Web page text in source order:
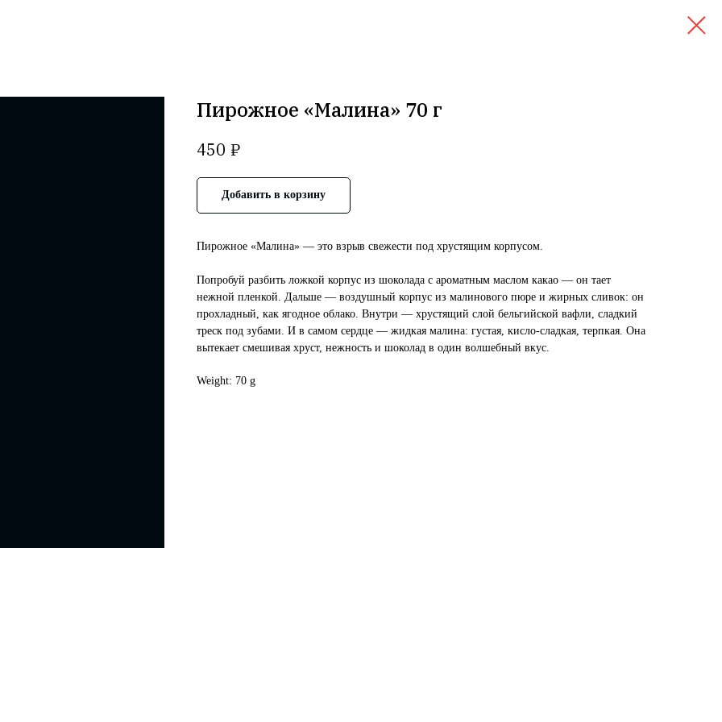
Пирожное «Малина» 70 г
450 ₽
Добавить в корзину
Пирожное «Малина» — это взрыв свежести под хрустящим корпусом.
Попробуй разбить ложкой корпус из шоколада с ароматным маслом какао — он тает
нежной пленкой. Дальше — воздушный корпус из малинового пюре и жирных сливок: он
прохладный, как ягодное облако. Внутри — хрустящий слой бельгийской вафли, сладкий
треск под зубами. И в самом сердце — жидкая малина: густая, кисло-сладкая, терпкая. Она
вытекает смешивая хруст, нежность и шоколад в один волшебный вкус.
Weight: 70 g